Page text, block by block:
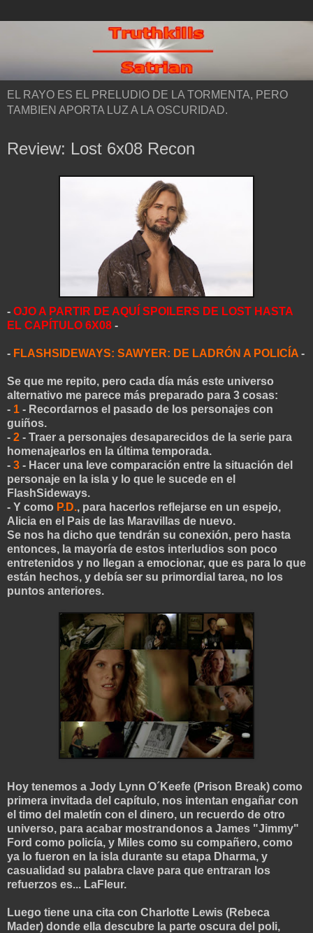
EL RAYO ES EL PRELUDIO DE LA TORMENTA, PERO
TAMBIEN APORTA LUZ A LA OSCURIDAD.
Review: Lost 6x08 Recon
- OJO A PARTIR DE AQUÍ SPOILERS DE LOST HASTA
EL CAPÍTULO 6X08 -
- FLASHSIDEWAYS: SAWYER: DE LADRÓN A POLICÍA -
Se que me repito, pero cada día más este universo
alternativo me parece más preparado para 3 cosas:
- 1 - Recordarnos el pasado de los personajes con
guiños.
- 2 - Traer a personajes desaparecidos de la serie para
homenajearlos en la última temporada.
- 3 - Hacer una leve comparación entre la situación del
personaje en la isla y lo que le sucede en el
FlashSideways.
- Y como P.D., para hacerlos reflejarse en un espejo,
Alicia en el Pais de las Maravillas de nuevo.
Se nos ha dicho que tendrán su conexión, pero hasta
entonces, la mayoría de estos interludios son poco
entretenidos y no llegan a emocionar, que es para lo que
están hechos, y debía ser su primordial tarea, no los
puntos anteriores.
Hoy tenemos a Jody Lynn O´Keefe (Prison Break) como
primera invitada del capítulo, nos intentan engañar con
el timo del maletín con el dinero, un recuerdo de otro
universo, para acabar mostrandonos a James "Jimmy"
Ford como policía, y Miles como su compañero, como
ya lo fueron en la isla durante su etapa Dharma, y
casualidad su palabra clave para que entraran los
refuerzos es... LaFleur.
Luego tiene una cita con Charlotte Lewis (Rebeca
Mader) donde ella descubre la parte oscura del poli,